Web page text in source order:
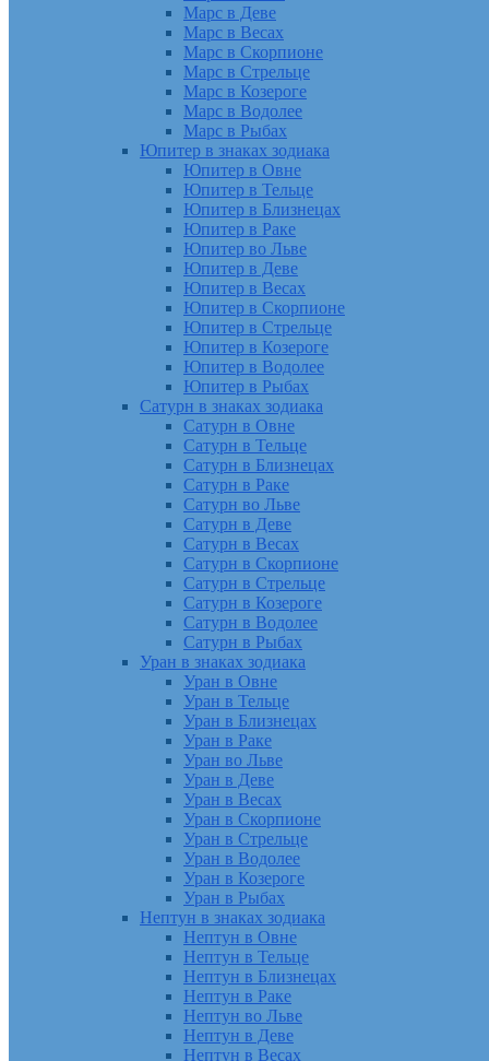
Марс в Деве
Марс в Весах
Марс в Скорпионе
Марс в Стрельце
Марс в Козероге
Марс в Водолее
Марс в Рыбах
Юпитер в знаках зодиака
Юпитер в Овне
Юпитер в Тельце
Юпитер в Близнецах
Юпитер в Раке
Юпитер во Льве
Юпитер в Деве
Юпитер в Весах
Юпитер в Скорпионе
Юпитер в Стрельце
Юпитер в Козероге
Юпитер в Водолее
Юпитер в Рыбах
Сатурн в знаках зодиака
Сатурн в Овне
Сатурн в Тельце
Сатурн в Близнецах
Сатурн в Раке
Сатурн во Льве
Сатурн в Деве
Сатурн в Весах
Сатурн в Скорпионе
Сатурн в Стрельце
Сатурн в Козероге
Сатурн в Водолее
Сатурн в Рыбах
Уран в знаках зодиака
Уран в Овне
Уран в Тельце
Уран в Близнецах
Уран в Раке
Уран во Льве
Уран в Деве
Уран в Весах
Уран в Скорпионе
Уран в Стрельце
Уран в Водолее
Уран в Козероге
Уран в Рыбах
Нептун в знаках зодиака
Нептун в Овне
Нептун в Тельце
Нептун в Близнецах
Нептун в Раке
Нептун во Льве
Нептун в Деве
Нептун в Весах